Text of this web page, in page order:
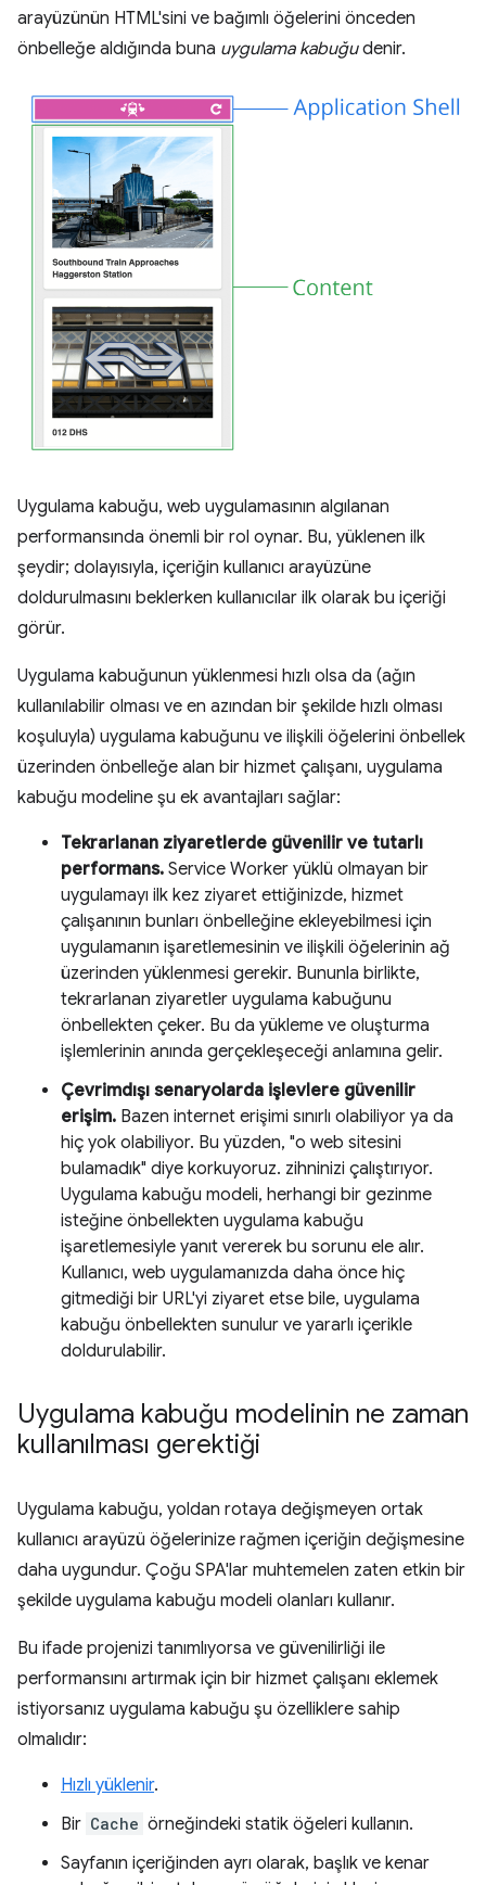
arayüzünün HTML'sini ve bağımlı öğelerini önceden
önbelleğe aldığında buna uygulama kabuğudenir.
Uygulama kabuğu, web uygulamasının algılanan
performansında önemli bir rol oynar. Bu, yüklenen ilk
şeydir; dolayısıyla, içeriğin kullanıcı arayüzüne
doldurulmasını beklerken kullanıcılar ilk olarak bu içeriği
görür.
Uygulama kabuğunun yüklenmesi hızlı olsa da (ağın
kullanılabilir olması ve en azından bir şekilde hızlı olması
koşuluyla) uygulama kabuğunu ve ilişkili öğelerini önbellek
üzerinden önbelleğe alan bir hizmet çalışanı, uygulama
kabuğu modeline şu ek avantajları sağlar:
Tekrarlanan ziyaretlerde güvenilir ve tutarlı
performans. Service Worker yüklü olmayan bir
uygulamayı ilk kez ziyaret ettiğinizde, hizmet
çalışanının bunları önbelleğine ekleyebilmesi için
uygulamanın işaretlemesinin ve ilişkili öğelerinin ağ
üzerinden yüklenmesi gerekir. Bununla birlikte,
tekrarlanan ziyaretler uygulama kabuğunu
önbellekten çeker. Bu da yükleme ve oluşturma
işlemlerinin anında gerçekleşeceği anlamına gelir.
Çevrimdışı senaryolarda işlevlere güvenilir
erişim. Bazen internet erişimi sınırlı olabiliyor ya da
hiç yok olabiliyor. Bu yüzden, "o web sitesini
bulamadık" diye korkuyoruz. zihninizi çalıştırıyor.
Uygulama kabuğu modeli, herhangi bir gezinme
isteğine önbellekten uygulama kabuğu
işaretlemesiyle yanıt vererek bu sorunu ele alır.
Kullanıcı, web uygulamanızda daha önce hiç
gitmediği bir URL'yi ziyaret etse bile, uygulama
kabuğu önbellekten sunulur ve yararlı içerikle
doldurulabilir.
Uygulama kabuğu modelinin ne zaman
kullanılması gerektiği
Uygulama kabuğu, yoldan rotaya değişmeyen ortak
kullanıcı arayüzü öğelerinize rağmen içeriğin değişmesine
daha uygundur. Çoğu SPA'lar muhtemelen zaten etkin bir
şekilde uygulama kabuğu modeli olanları kullanır.
Bu ifade projenizi tanımlıyorsa ve güvenilirliği ile
performansını artırmak için bir hizmet çalışanı eklemek
istiyorsanız uygulama kabuğu şu özelliklere sahip
olmalıdır:
Hızlı yüklenir.
Bir Cache örneğindeki statik öğeleri kullanın.
Sayfanın içeriğinden ayrı olarak, başlık ve kenar